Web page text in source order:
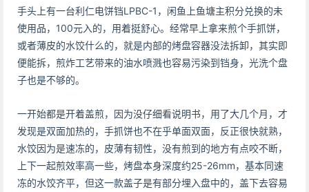
手头上有一台利仁电饼铛LPBC-1，闲鱼上鱼塘主积分兑换的未
使用品，100元入的，用着挺舒心。经常早上拿来煎个手抓饼，
或者薄皮的水饺什么的，就是内部的烤盘容器没法拆卸，其实即
便能拆，煎炸工艺带来的油水喷溅也容易污染到铛身，光洗个盘
子也是不够的。
一开始都是开着盖煎，因为没仔细看说明书，用了大几个月，才
发现是双面加热的，手抓饼也不在乎单面双面，反正很快就熟，
水饺因为是速冻的，皮薄有韧性，没有煎到的地方有点咬不断，
上下一起煎效率高一些，烤盘本身深度约25-26mm，基本同速
冻的水饺齐平，但这一款盖子是有部分埋入盘中的，盖下去容易